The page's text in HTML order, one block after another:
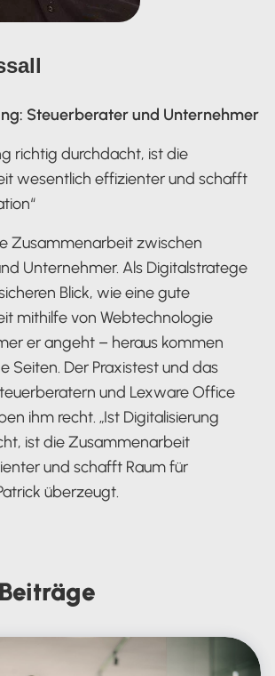
Steuerberater und Unternehmer
richtig durchdacht, ist die
wesentlich effizienter und schafft
Zusammenarbeit zwischen
Unternehmer. Als Digitalstratege
Blick, wie eine gute
mithilfe von Webtechnologie
er angeht – heraus kommen
Seiten. Der Praxistest und das
und Lexware Office
ihm recht. „Ist Digitalisierung
ist die Zusammenarbeit
und schafft Raum für
überzeugt.
Beiträge